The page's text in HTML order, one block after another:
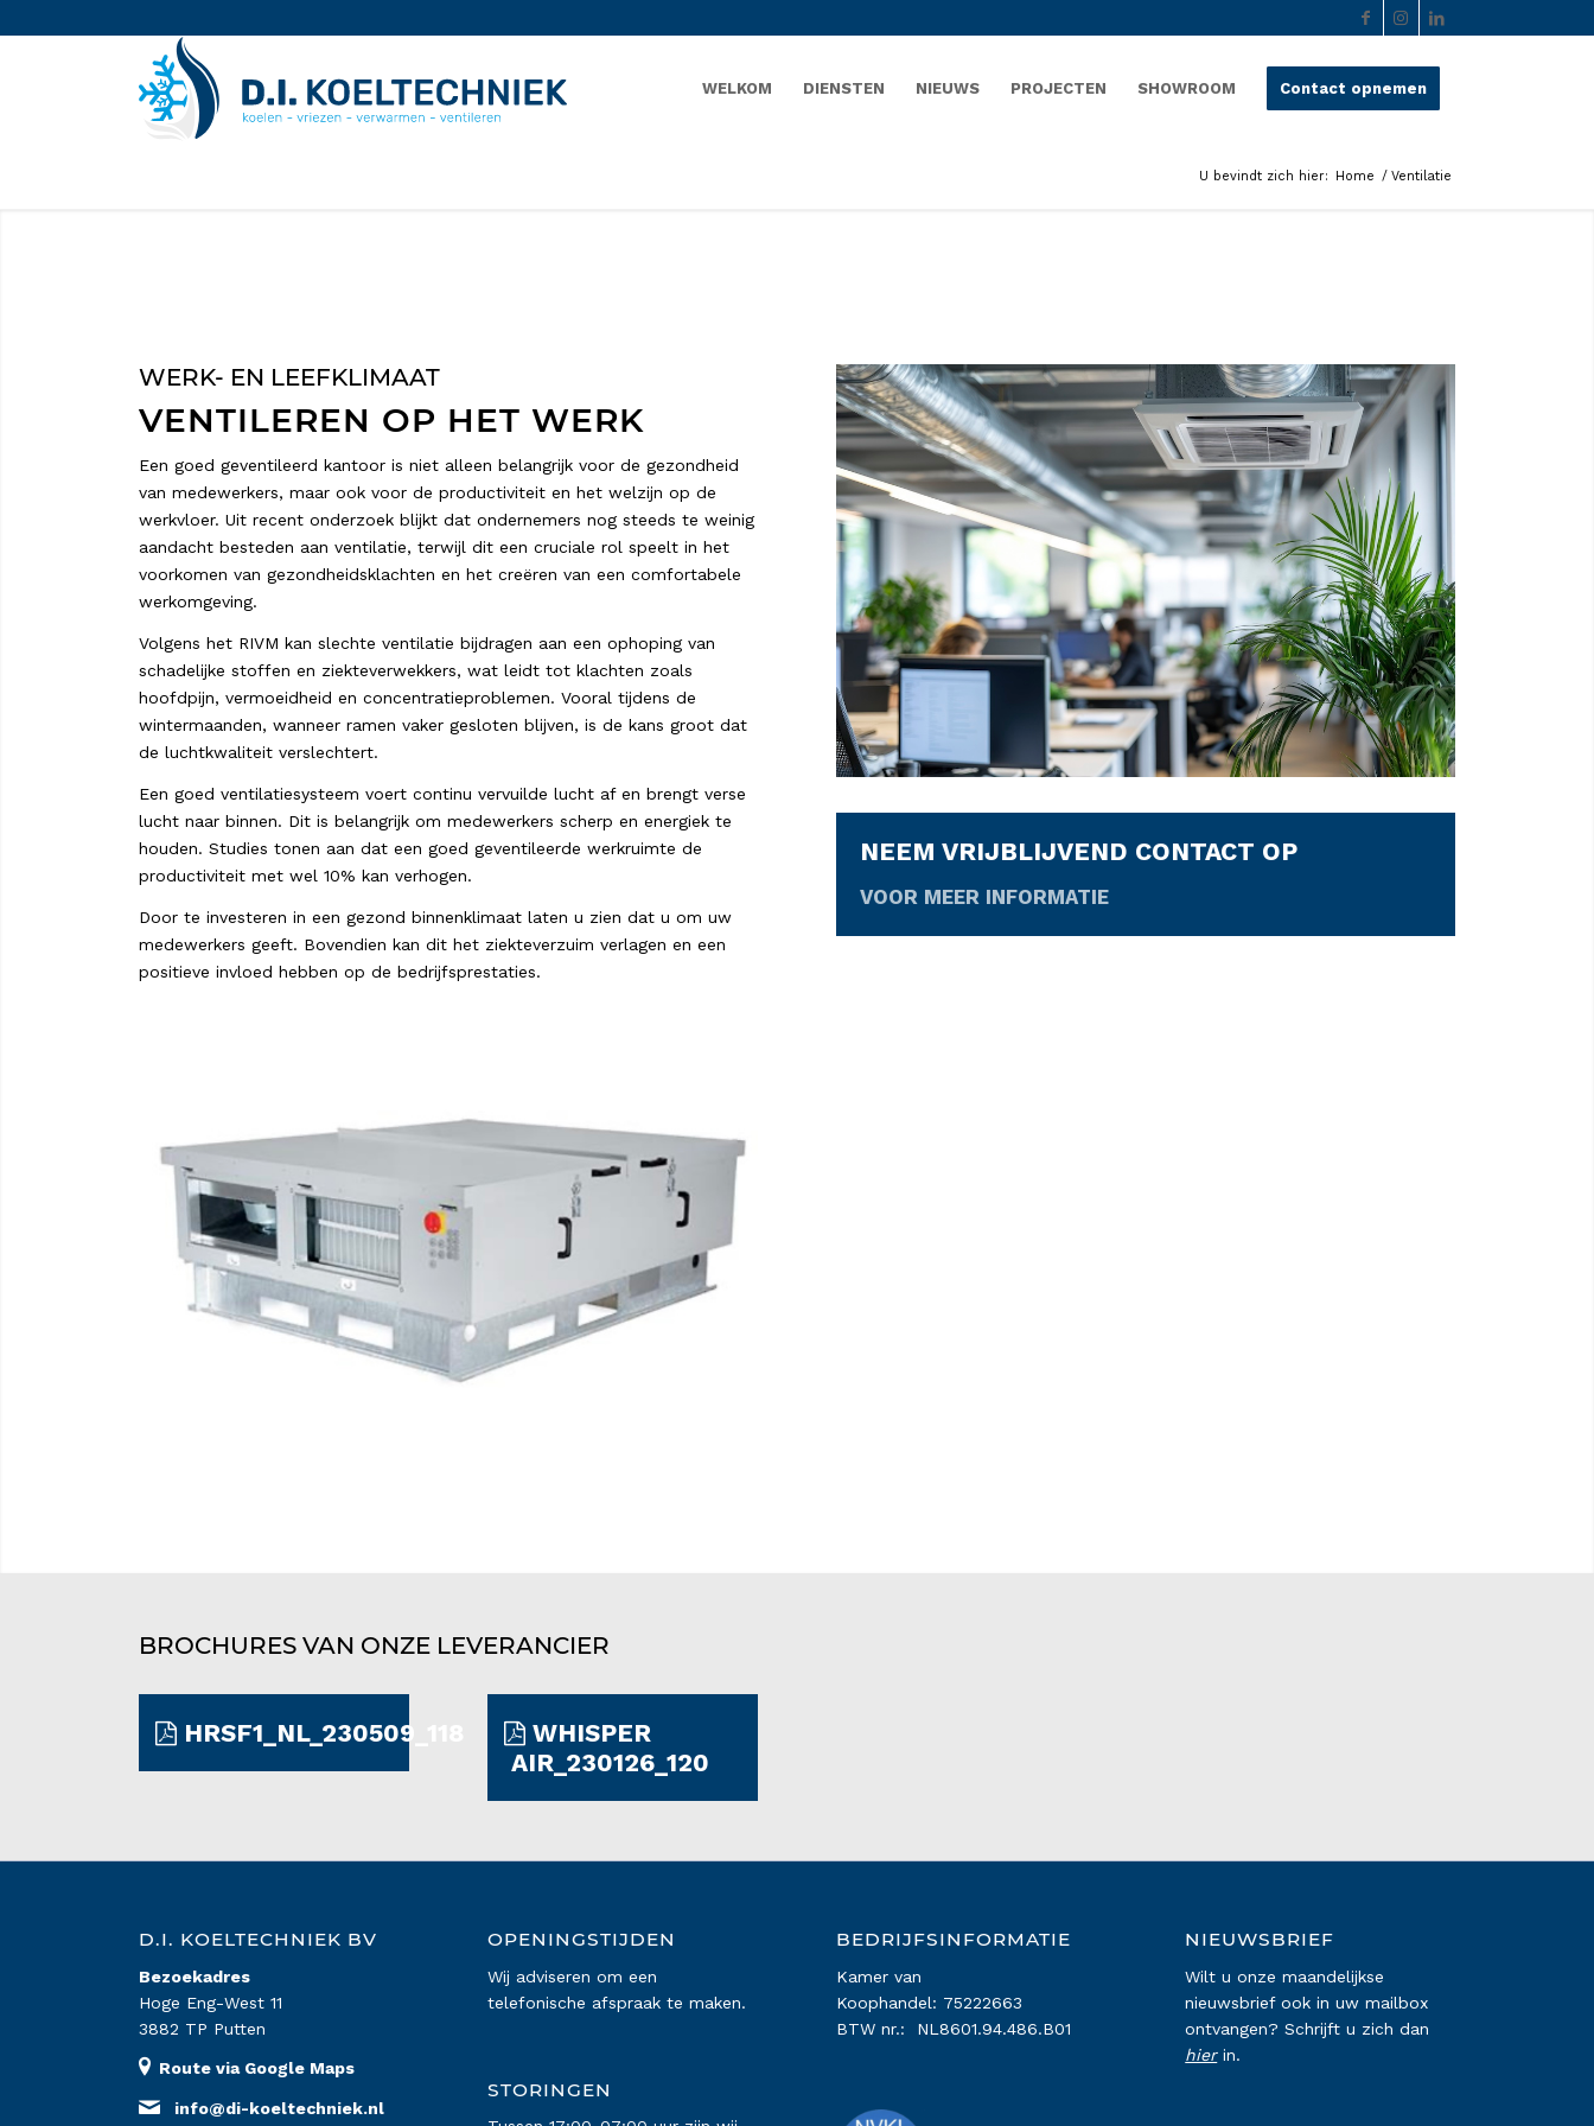
WELKOM DIENSTEN NIEUWS PROJECTEN SHOWROOM Contact opnemen
U bevindt zich hier: Home / Ventilatie
WERK- EN LEEFKLIMAAT
VENTILEREN OP HET WERK
Een goed geventileerd kantoor is niet alleen belangrijk voor de gezondheid
van medewerkers, maar ook voor de productiviteit en het welzijn op de
werkvloer. Uit recent onderzoek blijkt dat ondernemers nog steeds te weinig
aandacht besteden aan ventilatie, terwijl dit een cruciale rol speelt in het
voorkomen van gezondheidsklachten en het creëren van een comfortabele
werkomgeving.
Volgens het RIVM kan slechte ventilatie bijdragen aan een ophoping van
schadelijke stoffen en ziekteverwekkers, wat leidt tot klachten zoals
hoofdpijn, vermoeidheid en concentratieproblemen. Vooral tijdens de
wintermaanden, wanneer ramen vaker gesloten blijven, is de kans groot dat
de luchtkwaliteit verslechtert.
Een goed ventilatiesysteem voert continu vervuilde lucht af en brengt verse
lucht naar binnen. Dit is belangrijk om medewerkers scherp en energiek te
houden. Studies tonen aan dat een goed geventileerde werkruimte de
productiviteit met wel 10% kan verhogen.
Door te investeren in een gezond binnenklimaat laten u zien dat u om uw
medewerkers geeft. Bovendien kan dit het ziekteverzuim verlagen en een
positieve invloed hebben op de bedrijfsprestaties.
NEEM VRIJBLIJVEND CONTACT OP
VOOR MEER INFORMATIE
BROCHURES VAN ONZE LEVERANCIER
HRSF1_NL_230509_118
WHISPER
AIR_230126_120
D.I. KOELTECHNIEK BV
Bezoekadres
Hoge Eng-West 11
3882 TP Putten
Route via Google Maps
info@di-koeltechniek.nl
OPENINGSTIJDEN
Wij adviseren om een
telefonische afspraak te maken.
STORINGEN
BEDRIJFSINFORMATIE
Kamer van
Koophandel: 75222663
BTW nr.: NL8601.94.486.B01
NIEUWSBRIEF
Wilt u onze maandelijkse
nieuwsbrief ook in uw mailbox
ontvangen? Schrijft u zich dan
hierin.